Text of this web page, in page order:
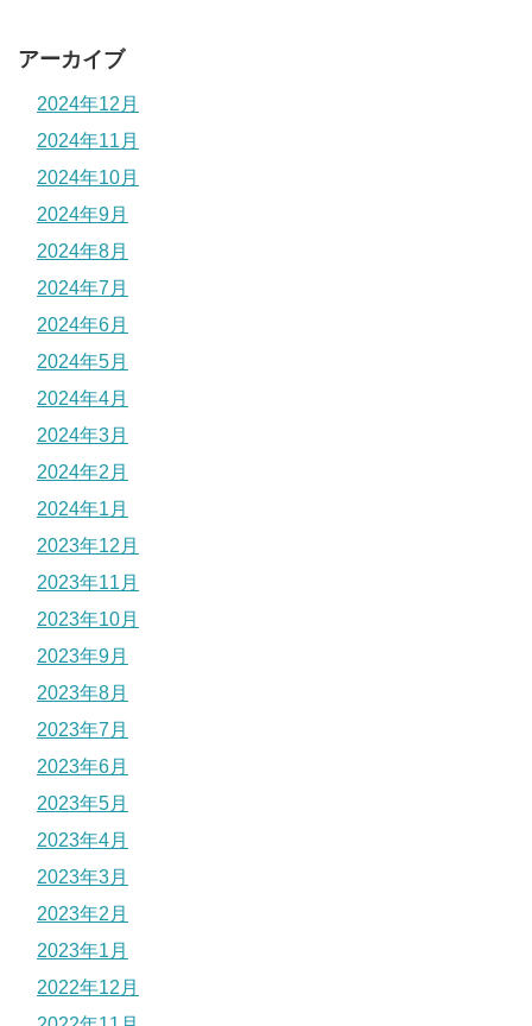
アーカイブ
2024年12月
2024年11月
2024年10月
2024年9月
2024年8月
2024年7月
2024年6月
2024年5月
2024年4月
2024年3月
2024年2月
2024年1月
2023年12月
2023年11月
2023年10月
2023年9月
2023年8月
2023年7月
2023年6月
2023年5月
2023年4月
2023年3月
2023年2月
2023年1月
2022年12月